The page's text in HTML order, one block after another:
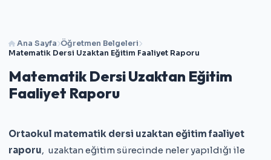
Ana Sayfa Öğretmen Belgeleri
Matematik Dersi Uzaktan Eğitim Faaliyet Raporu
Matematik Dersi Uzaktan Eğitim
Faaliyet Raporu
Ortaokul matematik dersi uzaktan eğitim faaliyet
raporu, uzaktan eğitim sürecinde neler yapıldığı ile